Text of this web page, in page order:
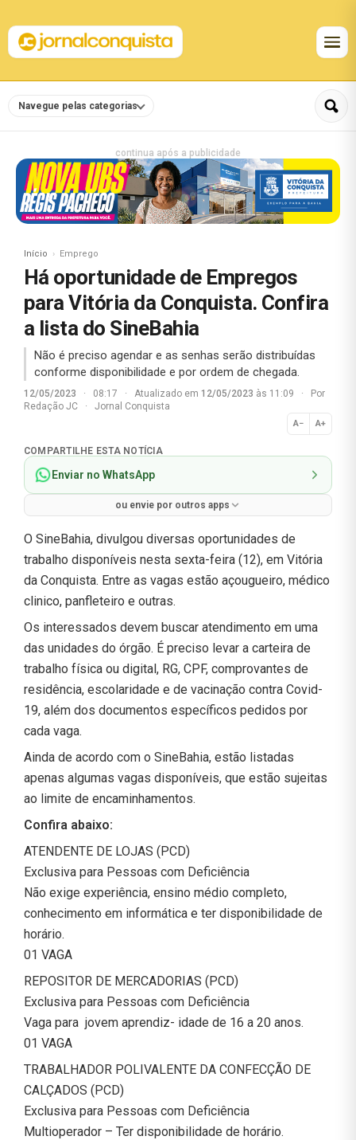
Navegue pelas categorias
continua após a publicidade
Início Emprego
Há oportunidade de Empregos
para Vitória da Conquista. Confira
a lista do SineBahia
Não é preciso agendar e as senhas serão distribuídas
conforme disponibilidade e por ordem de chegada.
12/05/2023 · 08:17 · Atualizado em 12/05/2023 às 11:09 ·
Por
Redação JC
· Jornal Conquista
A− A+
Normal
COMPARTILHE ESTA NOTÍCIA
Enviar no WhatsApp
ou envie por outros apps
O SineBahia, divulgou diversas oportunidades de
trabalho disponíveis nesta sexta-feira (12), em Vitória
da Conquista. Entre as vagas estão açougueiro, médico
clinico, panfleteiro e outras.
Os interessados devem buscar atendimento em uma
das unidades do órgão. É preciso levar a carteira de
trabalho física ou digital, RG, CPF, comprovantes de
residência, escolaridade e de vacinação contra Covid-
19, além dos documentos específicos pedidos por
cada vaga.
Ainda de acordo com o SineBahia, estão listadas
apenas algumas vagas disponíveis, que estão sujeitas
ao limite de encaminhamentos.
Confira abaixo:
ATENDENTE DE LOJAS (PCD)
Exclusiva para Pessoas com Deficiência
Não exige experiência, ensino médio completo,
conhecimento em informática e ter disponibilidade de
horário.
01 VAGA
REPOSITOR DE MERCADORIAS (PCD)
Exclusiva para Pessoas com Deficiência
Vaga para jovem aprendiz- idade de 16 a 20 anos.
01 VAGA
TRABALHADOR POLIVALENTE DA CONFECÇÃO DE
CALÇADOS (PCD)
Exclusiva para Pessoas com Deficiência
Multioperador – Ter disponibilidade de horário.